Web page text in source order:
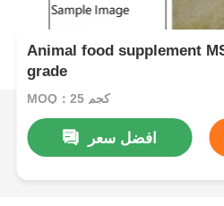
Animal food supplement
grade
MOQ：25 كجم
افضل سعر